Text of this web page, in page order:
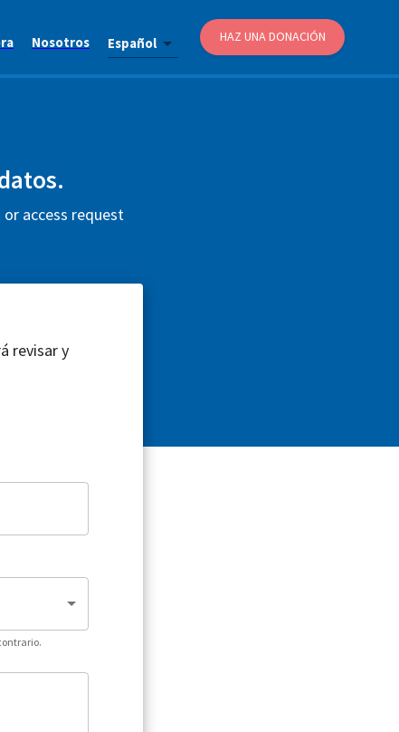
Nosotros Español HAZ UNA DONACIÓN
access request
revisar y